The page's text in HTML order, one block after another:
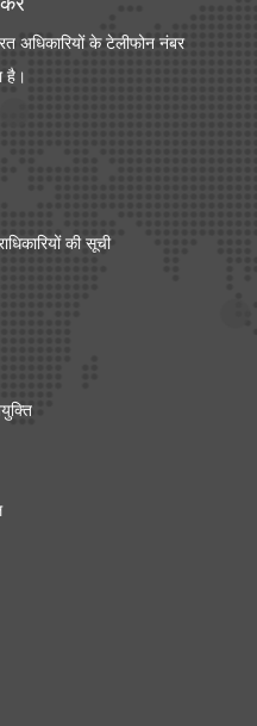
अधिकारियों के टेलीफोन नंबर
है।
की सूची